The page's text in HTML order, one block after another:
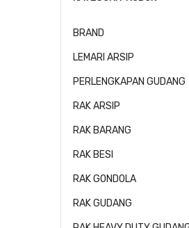
BRAND
LEMARI ARSIP
PERLENGKAPAN GUDANG
RAK ARSIP
RAK BARANG
RAK BESI
RAK GONDOLA
RAK GUDANG